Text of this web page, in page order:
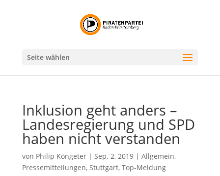
Seite wählen
Inklusion geht anders –
Landesregierung und SPD
haben nicht verstanden
von Philip Köngeter| Sep. 2, 2019| Allgemein,
Pressemitteilungen, Stuttgart, Top-Meldung